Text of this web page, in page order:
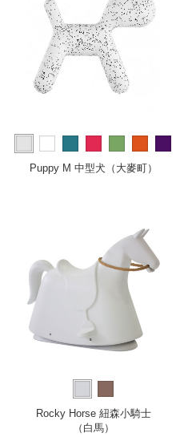
more
Puppy M 中型犬（大麥町）
Rocky Horse 紐森小騎士
（白馬）